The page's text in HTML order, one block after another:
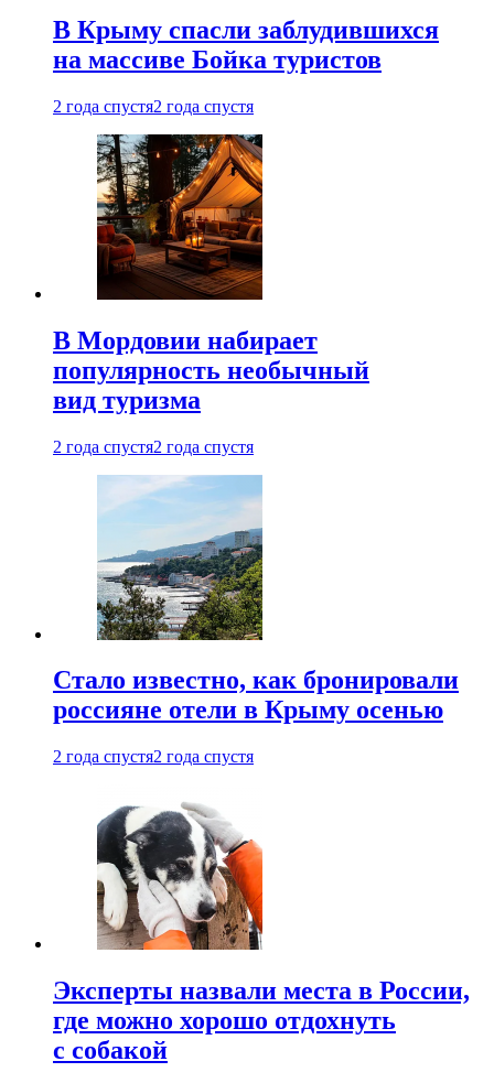
В Крыму спасли заблудившихся
на массиве Бойка туристов
2 года спустя2 года спустя
В Мордовии набирает
популярность необычный
вид туризма
2 года спустя2 года спустя
Стало известно, как бронировали
россияне отели в Крыму осенью
2 года спустя2 года спустя
Эксперты назвали места в России,
где можно хорошо отдохнуть
с собакой